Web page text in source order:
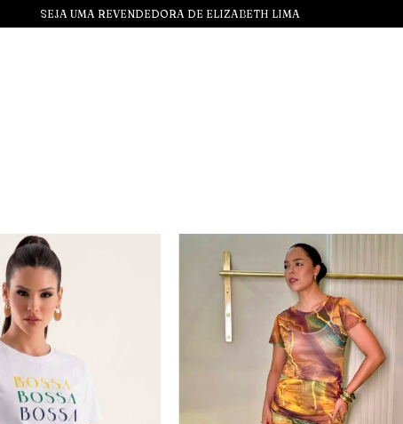
SEJA UMA REVENDEDORA DE ELIZABETH LIMA